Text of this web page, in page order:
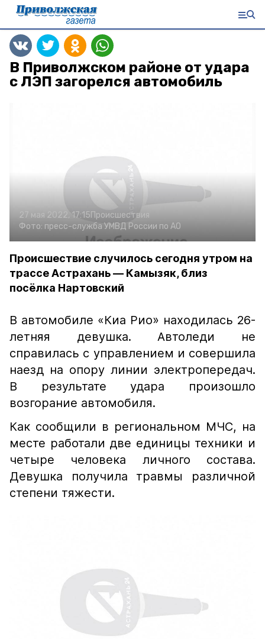
В Приволжском районе от удара
с ЛЭП загорелся автомобиль
27 мая 2022, 17:15Происшествия
Фото: пресс-служба УМВД России по АО
Происшествие случилось сегодня утром на
трассе Астрахань — Камызяк, близ
посёлка Нартовский
В автомобиле «Киа Рио» находилась 26-
летняя девушка. Автоледи не
справилась с управлением и совершила
наезд на опору линии электропередач.
В результате удара произошло
возгорание автомобиля.
Как сообщили в региональном МЧС, на
месте работали две единицы техники и
четыре человека личного состава.
Девушка получила травмы различной
степени тяжести.